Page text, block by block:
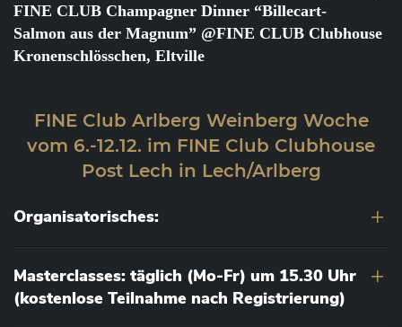
FINE CLUB Champagner Dinner “Billecart-
Salmon aus der Magnum” @FINE CLUB Clubhouse
Kronenschlösschen, Eltville
FINE Club Arlberg Weinberg Woche
vom 6.-12.12. im FINE Club Clubhouse
Post Lech in Lech/Arlberg
Organisatorisches:
Masterclasses: täglich (Mo-Fr) um 15.30 Uhr
(kostenlose Teilnahme nach Registrierung)